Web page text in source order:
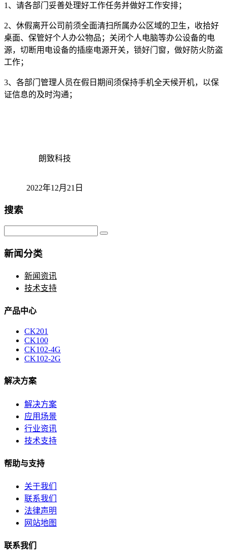
1、请各部门妥善处理好工作任务并做好工作安排；
2、休假离开公司前须全面清扫所属办公区域的卫生，收拾好
桌面、保管好个人办公物品；关闭个人电脑等办公设备的电
源，切断用电设备的插座电源开关，锁好门窗，做好防火防盗
工作；
3、各部门管理人员在假日期间须保持手机全天候开机，以保
证信息的及时沟通；
朗致科技
2022年12月21日
搜索
新闻分类
新闻资讯
技术支持
产品中心
CK201
CK100
CK102-4G
CK102-2G
解决方案
解决方案
应用场景
行业资讯
技术支持
帮助与支持
关于我们
联系我们
法律声明
网站地图
联系我们